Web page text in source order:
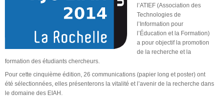
l’ATIEF (Association des
Technologies de
l’Information pour
l’Éducation et la Formation)
a pour objectif la promotion
de la recherche et la
formation des étudiants chercheurs.
Pour cette cinquième édition, 26 communications (papier long et poster) ont
été sélectionnées, elles présenterons la vitalité et l’avenir de la recherche dans
le domaine des EIAH.